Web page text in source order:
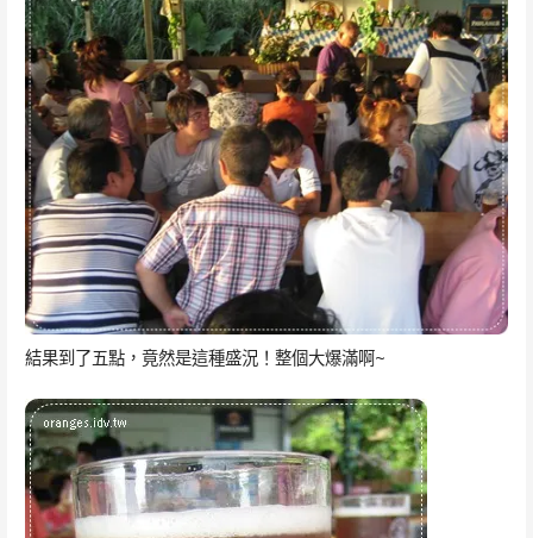
結果到了五點，竟然是這種盛況！整個大爆滿啊~